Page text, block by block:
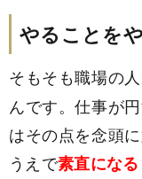
やることを
そもそも職場の
んです。仕事が
はその点を念頭
うえで素直になる